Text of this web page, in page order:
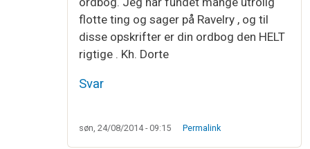
flotte ting og sager på Ravelry , og til
disse opskrifter er din ordbog den HELT
rigtige . Kh. Dorte
Svar
søn, 24/08/2014 - 09:15 Permalink